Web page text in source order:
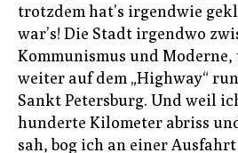
trotzdem hat’s irgendwie
war’s! Die Stadt irgendwo
Kommunismus und Moderne,
weiter auf dem „Highway“
Sankt Petersburg. Und weil
hunderte Kilometer abriss
sah, bog ich an einer